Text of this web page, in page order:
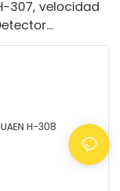
307, velocidad